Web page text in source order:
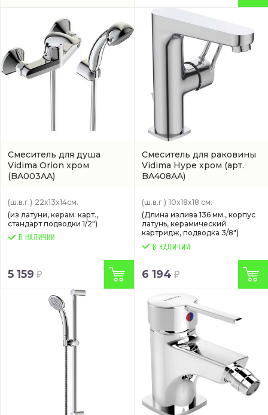
Смеситель для душа
Vidima Orion хром
(BA003AA)
(ш.в.г.) 22x13x14см.
(из латуни, керам. карт.,
стандарт подводки 1/2")
В НАЛИЧИИ
5 159
Смеситель для раковины
Vidima Hype хром (арт.
BA408AA)
(ш.в.г.) 10x18x18 см.
(Длина излива 136 мм., корпус
латунь, керамический
картридж, подводка 3/8")
6 194